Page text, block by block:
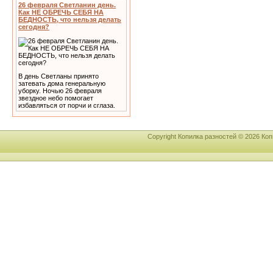
26 февраля Светланин день.
Как НЕ ОБРЕЧЬ СЕБЯ НА
БЕДНОСТЬ, что нельзя делать
сегодня?
В день Светланы принято
затевать дома генеральную
уборку. Ночью 26 февраля
звездное небо помогает
избавляться от порчи и сглаза.
Copyright Копилка разностей © 2026